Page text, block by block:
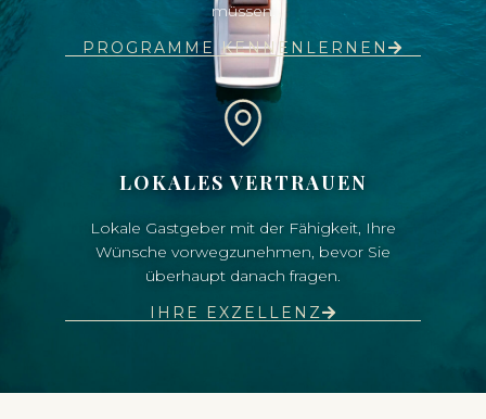
müssen.
PROGRAMME KENNENLERNEN
LOKALES VERTRAUEN
Lokale Gastgeber mit der Fähigkeit, Ihre
Wünsche vorwegzunehmen, bevor Sie
überhaupt danach fragen.
IHRE EXZELLENZ